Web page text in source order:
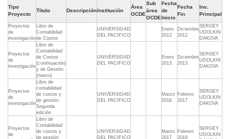
Tipo
Proyecto
Título DescripciónInstitución
Área
OCDE
Sub
área
OCDE
Fecha
de
Inicio
Fecha
Fin
Inv.
Principal
Proyectos
de
investigación
Libro de
Contabilidad
de Costos
UNIVERSIDAD
DEL PACIFICO
Enero
2012
Diciembre
2012
SERGEY
UDOLKIN
DAKOVA
Proyectos
de
investigación
Libro de
Contabilidad
de Costos
(continuación)
y de Gestión
(nuevo)
UNIVERSIDAD
DEL PACIFICO
Enero
2013
Diciembre
2013
SERGEY
UDOLKIN
DAKOVA
Proyectos
de
investigación
Libro de
contabilidad
de costos y
de gestión:
Segunda
edición
UNIVERSIDAD
DEL PACIFICO
Marzo
2016
Febrero
2017
SERGEY
UDOLKIN
DAKOVA
Proyectos
de
Libro de
Contabilidad
de costos y
de gestión:
UNIVERSIDAD
DEL PACIFICO
Marzo
2017
Febrero
2018
SERGEY
UDOLKIN